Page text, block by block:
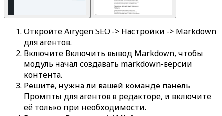
ОткройтеAirygen SEO -> Настройки -> Markdown
для агентов.
Включите Включить вывод Markdown, чтобы
модуль начал создавать markdown-версии
контента.
Решите, нужна ли вашей команде панель
Промпты для агентов в редакторе, и включите
её только при необходимости.